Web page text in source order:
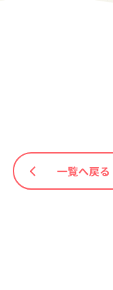
一覧へ戻る